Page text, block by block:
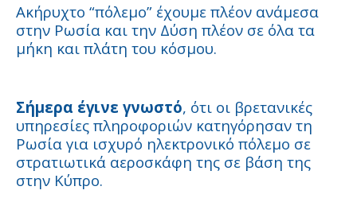
Ακήρυχτο “πόλεμο” έχουμε πλέον ανάμεσα
στην Ρωσία και την Δύση πλέον σε όλα τα
μήκη και πλάτη του κόσμου.
Σήμερα έγινε γνωστό, ότι οι βρετανικές
υπηρεσίες πληροφοριών κατηγόρησαν τη
Ρωσία για ισχυρό ηλεκτρονικό πόλεμο σε
στρατιωτικά αεροσκάφη της σε βάση της
στην Κύπρο.